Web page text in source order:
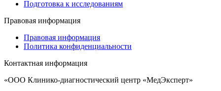
Подготовка к исследованиям
Правовая информация
Правовая информация
Политика конфиденциальности
Контактная информация
«ООО Клинико-диагностический центр «МедЭксперт»